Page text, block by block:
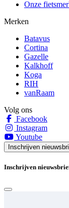
Onze
Merken
Batavus
Cortina
Gazelle
Kalkhoff
Koga
RIH
vanRaam
Volg ons
Facebook
Instagram
Youtube
Inschrijven
Inschrijven